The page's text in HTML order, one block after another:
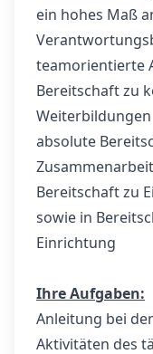
ein hohes Maß
teamorientierte
Bereitschaft zu
Weiterbildungen
absolute
Bereitschaft zu
sowie in
Einrichtung
Ihre Aufgaben:
Anleitung bei
Aktivitäten des